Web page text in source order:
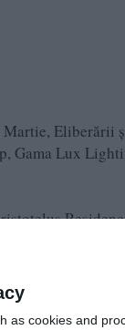
as cookies and
Martie, Eliberării
Gama Lux
Ipa Nera
Oro
Mini Hoteluri